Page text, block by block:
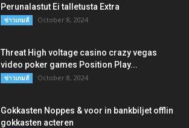
Perunalastut Ei talletusta Extra
ข่าวเกมส์ October 8, 2024
Threat High voltage casino crazy vegas
video poker games Position Play...
ข่าวเกมส์ October 8, 2024
Gokkasten Noppes & voor in bankbiljet offlin
gokkasten acteren